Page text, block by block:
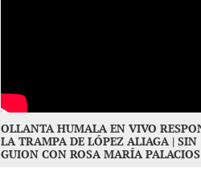
OLLANTA HUMALA EN VIVO
LA TRAMPA DE LÓPEZ ALIAGA | SIN
GUION CON ROSA MARÍA PALACIOS